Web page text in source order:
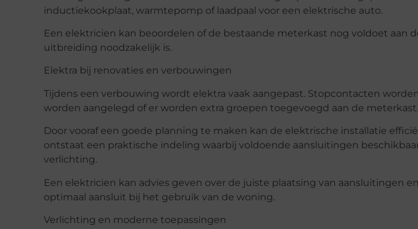
inductiekookplaat, warmtepomp of laadpaal voor een elektrische auto.
Een elektricien kan beoordelen of de bestaande meterkast nog voldoet aan
uitbreiding noodzakelijk is.
Elektra bij renovaties en verbouwingen
Tijdens een verbouwing wordt elektra vaak aangepast. Stopcontacten
worden aangelegd of er worden extra groepen toegevoegd aan de meterkast.
Door vooraf een goede planning te maken kan de elektrische installatie
ontstaat een praktische indeling waarbij voldoende aansluitingen
verlichting.
Een elektricien kan advies geven over de juiste plaatsing van aansluitingen
optimaal aansluit bij het gebruik van de woning.
Verlichting en moderne toepassingen